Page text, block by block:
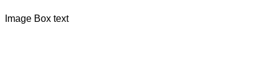
Image Box text